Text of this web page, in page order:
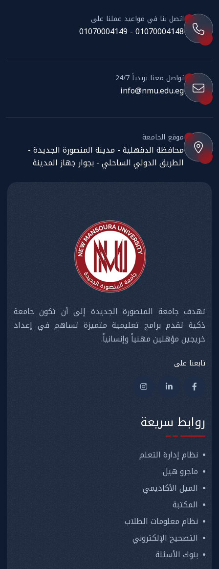
اتصل بنا في مواعيد عملنا على
01070004148 - 01070004149
تواصل معنا بريدياً 24/7
info@nmu.edu.eg
موقع الجامعة
محافظة الدقهلية - مدينة المنصورة الجديدة -
الطريق الدولي الساحلي - بجوار جهاز المدينة
تهدف جامعة المنصورة الجديدة إلى أن تكون جامعة
ذكية تقدم برامج تعليمية متميزة تساهم في إعداد
خريجين مؤهلين مهنياً وإنسانياً.
تابعنا على
روابط سريعة
نظام إدارة التعلم
ماجرو هيل
الميل الأكاديمي
المكتبة
نظام معلومات الطلاب
التصحيح الإلكتروني
بنوك الأسئلة